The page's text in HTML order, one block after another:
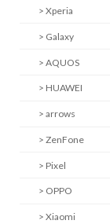
> Xperia
> Galaxy
> AQUOS
> HUAWEI
> arrows
> ZenFone
> Pixel
> OPPO
> Xiaomi